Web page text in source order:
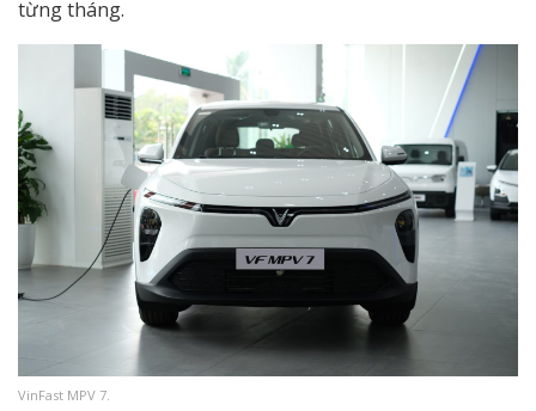
từng tháng.
VinFast MPV 7.